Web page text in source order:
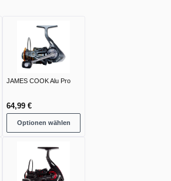
JAMES COOK Alu Pro
64,99 €
Optionen wählen